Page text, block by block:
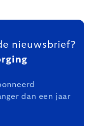
nieuwsbrief?
dan een jaar